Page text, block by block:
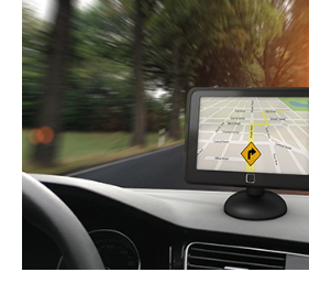
Amateur